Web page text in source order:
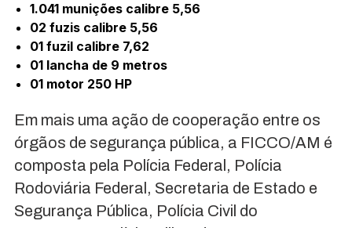
1.041 munições calibre 5,56
02 fuzis calibre 5,56
01 fuzil calibre 7,62
01 lancha de 9 metros
01 motor 250 HP
Em mais uma ação de cooperação entre os
órgãos de segurança pública, a FICCO/AM é
composta pela Polícia Federal, Polícia
Rodoviária Federal, Secretaria de Estado e
Segurança Pública, Polícia Civil do